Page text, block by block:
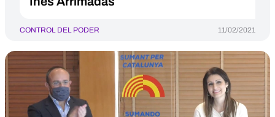
CONTROL DEL PODER 11/02/2021